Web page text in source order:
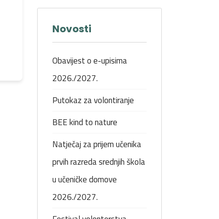
Novosti
Obavijest o e-upisima
2026./2027.
Putokaz za volontiranje
BEE kind to nature
Natječaj za prijem učenika
prvih razreda srednjih škola
u učeničke domove
2026./2027.